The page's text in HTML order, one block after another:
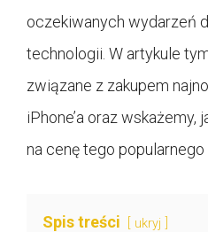
oczekiwanych wydarzeń
technologii. W artykule
związane z zakupem
iPhone’a oraz wskażemy,
na cenę tego popularnego
Spis treści ukryj